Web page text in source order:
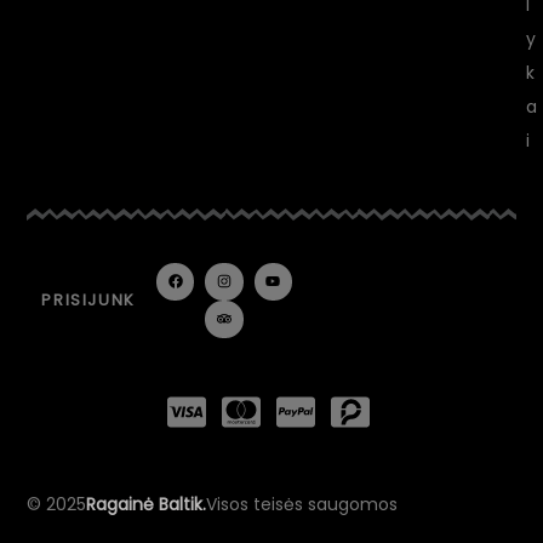
l
y
k
a
i
PRISIJUNK
© 2025Ragainė Baltik.Visos teisės saugomos